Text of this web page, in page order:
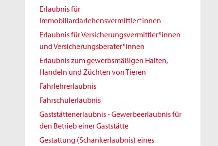
Erlaubnis für
Immobiliardarlehensvermittler*innen
Erlaubnis für Versicherungsvermittler*innen
und Versicherungsberater*innen
Erlaubnis zum gewerbsmäßigen Halten,
Handeln und Züchten von Tieren
Fahrlehrerlaubnis
Fahrschulerlaubnis
Gaststättenerlaubnis - Gewerbeerlaubnis für
den Betrieb einer Gaststätte
Gestattung (Schankerlaubnis) eines